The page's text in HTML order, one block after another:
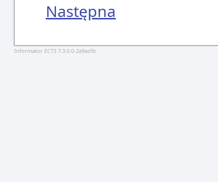
Następna
Informator ECTS 7.3.0.0-2a9ad9c